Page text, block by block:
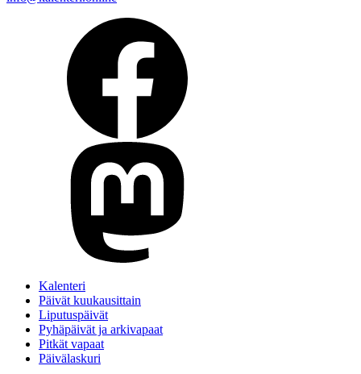
Kalenteri
Päivät kuukausittain
Liputuspäivät
Pyhäpäivät ja arkivapaat
Pitkät vapaat
Päivälaskuri